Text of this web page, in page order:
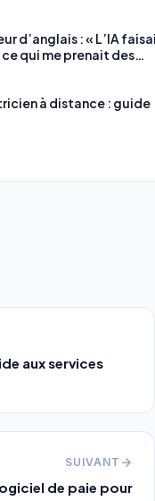
d’anglais : « L’IA
qui me prenait des
de Mathilde,
à distance : guide
aux services
SUIVANT
de paie pour